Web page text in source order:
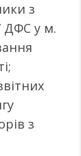
з
ДФС у м.
з